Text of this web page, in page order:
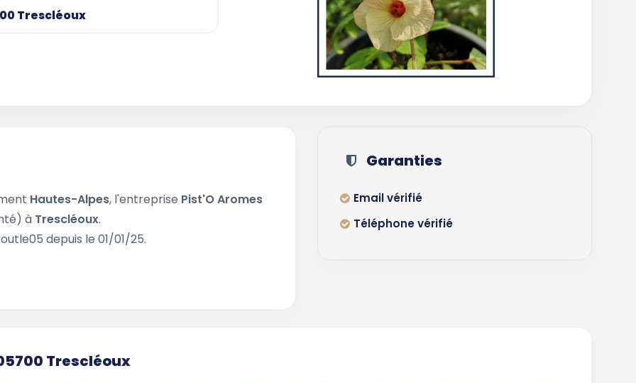
Trescléoux
Hautes-Alpes, l'entreprise Pist'O Aromes
à Trescléoux.
depuis le 01/01/25.
Garanties
Email vérifié
Téléphone vérifié
Trescléoux